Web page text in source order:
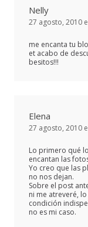
Nelly
27 agosto, 2010
me encanta tu
et acabo de
besitos!!!
Elena
27 agosto, 2010
Lo primero qué
encantan las
Yo creo que las
no nos dejan.
Sobre el post
ni me atreveré,
condición
no es mi caso.